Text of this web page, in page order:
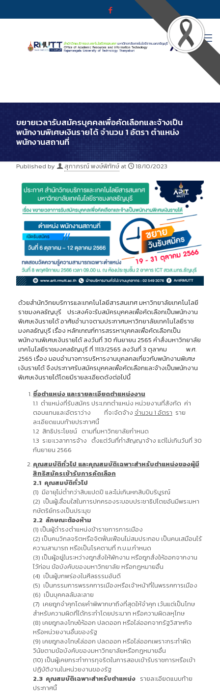
ขยายเวลารับสมัครบุคคลเพื่อคัดเลือกและจ้างเป็น
พนักงานพิเศษเงินรายได้ จำนวน 1 อัตรา ตำแหน่ง
พนักงานสถานที่
Published by สุภาภรณ์ พงษ์พิทักษ์ at 18/10/2023
ด้วยสำนักวิทยบริการและเทคโนโลยีสารสนเทศ มหาวิทยาลัยเทคโนโลยี
ราชมงคลธัญบุรี ประสงค์จะรับสมัครบุคคลเพื่อคัดเลือกเป็นพนักงาน
พิเศษเงินรายได้ อาศัยอำนาจตามประกาศมหาวิทยาลัยเทคโนโลยีราช
มงคลธัญบุรี เรื่อง หลักเกณฑ์การสรรหาบุคคลเพื่อคัดเลือกเป็น
พนักงานพิเศษเงินรายได้ ลงวันที่ 30 กันยายน 2565 คำสั่งมหาวิทยาลัย
เทคโนโลยีราชมงคลธัญบุรี ที่ 1113/2565 ลงวันที่ 3 ตุลาคม พ.ศ.
2565 เรื่อง มอบอำนาจการบริหารงานบุคลคลเกี่ยวกับพนักงานพิเศษ
เงินรายได้ จึงประกาศรับสมัครบุคคลเพื่อคัดเลือกและจ้างเป็นพนักงาน
พิเศษเงินรายได้โดยมีรายละเอียดดังต่อไปนี้
ชื่อตำแหน่ง และรายละเอียดตำแหน่งงาน
1.1 ตำแหน่งที่รับสมัคร ประเภทตำแหน่ง หน่วยงานที่สังกัด ค่า
ตอบแทนและอัตราว่าง ที่จะจัดจ้าง จำนวน 1 อัตรา ราย
ละเอียดแนบท้ายประกาศนี้
1.2 สิทธิประโยชน์ ตามที่มหาวิทยาลัยกำหนด
1.3 ระยะเวลาการจ้าง ตั้งแต่วันที่ทำสัญญาจ้าง แต่ไม่เกินวันที่ 30
กันยายน 2566
คุณสมบัติทั่วไป และคุณสมบัติเฉพาะสำหรับตำแหน่งของผู้มี
สิทธิสมัครเข้ารับการคัดเลือก
2.1 คุณสมบัติทั่วไป
(1) มีอายุไม่ต่ำกว่าสิบแปดปี และไม่เกินหกสิบปีบริบูรณ์
(2) เป็นผู้เลื่อมใสในการปกครองระบอบประชาธิปไตยอันมีพระมหา
กษัตริย์ทรงเป็นประมุข
2.2 ลักษณะต้องห้าม
(1) เป็นผู้ดำรงตำแหน่งข้าราชการการเมือง
(2) เป็นคนวิกลจริตหรือจิตฟั่นเฟือนไม่สมประกอบ เป็นคนเสมือนไร้
ความสามารถ หรือเป็นโรคตามที่ ก.บ.ม.กำหนด
(3) เป็นผู้อยู่ในระหว่างถูกสั่งให้พักงาน หรือถูกสั่งให้ออกจากงาน
ไว้ก่อน ข้อบังคับของมหาวิทยาลัย หรือกฎหมายอื่น
(4) เป็นผู้บกพร่องในศีลธรรมอันดี
(5) เป็นกรรมการพรรคการเมืองหรือเจ้าหน้าที่ในพรรคการเมือง
(6) เป็นบุคคลล้มละลาย
(7) เคยถูกจำคุกโดยคำพิพากษาถึงที่สุดให้จำคุก เว้นแต่เป็นโทษ
สำหรับความผิดที่ได้กระทำโดยประมาท หรือความผิดลหุโทษ
(8) เคยถูกลงโทษให้ออก ปลดออก หรือไล่ออกจากรัฐวิสาหกิจ
หรือหน่วยงานอื่นของรัฐ
(9) เคยถูกลงโทษไล่ออก ปลดออก หรือไล่ออกเพราะกระทำผิด
วินัยตามข้อบังคับของมหาวิทยาลัยหรือกฎหมายอื่น
(10) เป็นผู้เคยกระทำการทุจริตในการสอบเข้ารับราชการหรือเข้า
ปฏิบัติงานในหน่วยงานของรัฐ
2.3 คุณสมบัติเฉพาะสำหรับตำแหน่ง รายละเอียดแนบท้าย
ประกาศนี้